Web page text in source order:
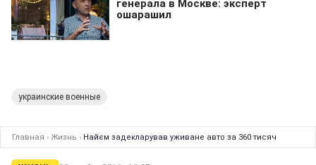
украинские военные
Главная › Жизнь › Найєм задекларував уживане авто за 360 тисяч